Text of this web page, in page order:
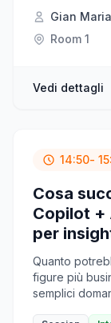
limitazioni
Gian
Room 1
Vedi dettagli
14:50-
Cosa
Copilot +
per
Quanto
figure più
semplici